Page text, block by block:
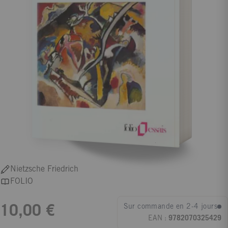
Nietzsche Friedrich
FOLIO
10,00 €
Sur commande en 2-4 jours
EAN : 9782070325429